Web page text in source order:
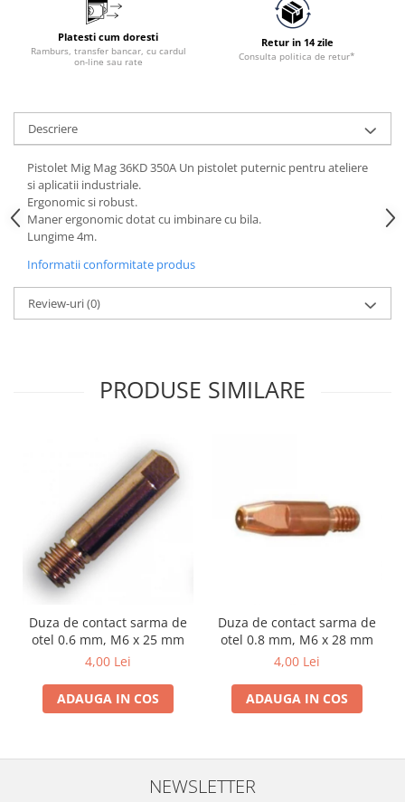
Grupuri de racire cu lichid
Generatoare electrice
Generatoare Insonorizate
Generatoare Industriale
Generatoare pentru sudare
Automatizari generatoare
Accesorii generatoare
Generatoare de curent continuu
Statii de alimentare portabile
Utilaje agricole
Motocositoare
Pachete motocultoare
Vehicule utilitare
Curte si gradina
Masini de tuns gazon
Aparate de spalat cu presiune
Foarfece gard viu
Freze de zapada
Ingrijire gazon
Motoferastraie
Platesti cum doresti
Ramburs, transfer bancar, cu cardul
on-line sau rate
Retur in 14 zile
Consulta politica de retur*
Descriere
Pistolet Mig Mag 36KD 350A Un pistolet puternic pentru ateliere
si aplicatii industriale.
Ergonomic si robust.
Maner ergonomic dotat cu imbinare cu bila.
Lungime 4m.
Informatii conformitate produs
Review-uri(0)
PRODUSE SIMILARE
Duza de contact sarma de
otel 0.6 mm, M6 x 25 mm
4,00 Lei
ADAUGA IN COS
Duza de contact sarma de
otel 0.8 mm, M6 x 28 mm
4,00 Lei
ADAUGA IN COS
NEWSLETTER